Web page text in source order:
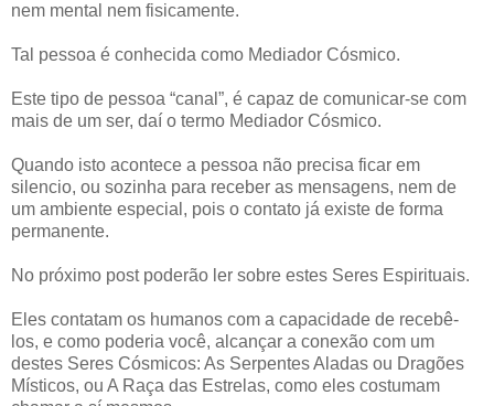
nem mental nem fisicamente.
Tal pessoa é conhecida como Mediador Cósmico.
Este tipo de pessoa “canal”, é capaz de comunicar-se com
mais de um ser, daí o termo Mediador Cósmico.
Quando isto acontece a pessoa não precisa ficar em
silencio, ou sozinha para receber as mensagens, nem de
um ambiente especial, pois o contato já existe de forma
permanente.
No próximo post poderão ler sobre estes Seres Espirituais.
Eles contatam os humanos com a capacidade de recebê-
los, e como poderia você, alcançar a conexão com um
destes Seres Cósmicos: As Serpentes Aladas ou Dragões
Místicos, ou A Raça das Estrelas, como eles costumam